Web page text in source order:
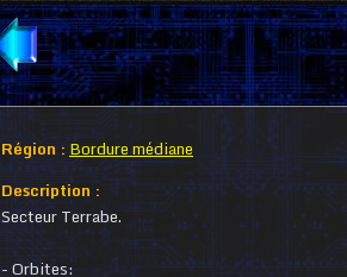
Région : Bordure médiane
Description :
Secteur Terrabe.
- Orbites: